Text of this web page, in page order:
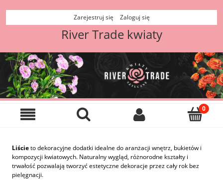
Zarejestruj się Zaloguj się
River Trade kwiaty
Liścieto dekoracyjne dodatki idealne do aranżacji wnętrz, bukietów i
kompozycji kwiatowych. Naturalny wygląd, różnorodne kształty i
trwałość pozwalają tworzyć estetyczne dekoracje przez cały rok bez
pielęgnacji.